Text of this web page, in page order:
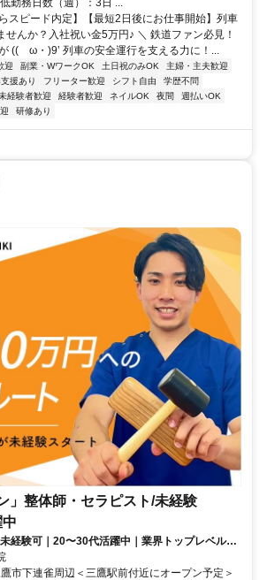
勤務日数（週）：3日 ...
スピード内定】【最短2日後にお仕事開始】列車
せんか？入社祝い金5万円♪ ＼ 鉄道ファン必見！
((ゝω・)9’ 列車の安全運行を支える力に！...
迎 副業・WワークOK 土日祝のみOK
主婦・主夫歓迎
援あり フリーター歓迎 シフト自由
学歴不問
経験者歓迎 経験者歓迎 ネイルOK 夜間
週払いOK
研修あり
」整体師・セラピスト/未経験
経験可｜20〜30代活躍中｜業界トップレベルの
80万円・賞与500万円の支給実績あり
京都三鷹市下連雀周辺＜三鷹駅前付近にオープン予定＞